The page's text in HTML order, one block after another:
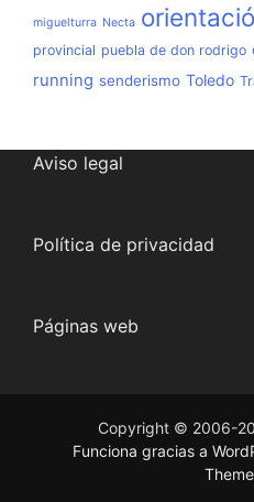
miguelturra Necta
provincial puebla de don rodrigo
running senderismo Toledo
Aviso legal
Política de privacidad
Páginas web
Copyright © 2006-
Funciona gracias a